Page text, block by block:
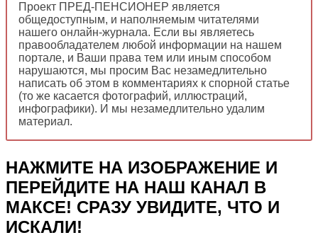
Проект ПРЕД-ПЕНСИОНЕР является
общедоступным, и наполняемым читателями
нашего онлайн-журнала. Если вы являетесь
правообладателем любой информации на нашем
портале, и Ваши права тем или иным способом
нарушаются, мы просим Вас незамедлительно
написать об этом в комментариях к спорной статье
(то же касается фотографий, иллюстраций,
инфографики). И мы незамедлительно удалим
материал.
НАЖМИТЕ НА ИЗОБРАЖЕНИЕ И
ПЕРЕЙДИТЕ НА НАШ КАНАЛ В
МАКСЕ! СРАЗУ УВИДИТЕ, ЧТО И
ИСКАЛИ!